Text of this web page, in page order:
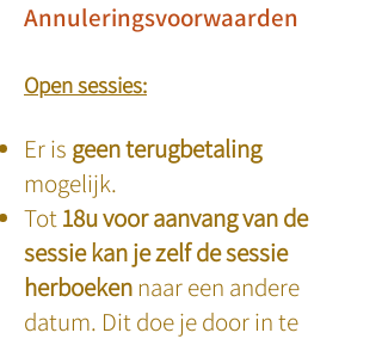
Annuleringsvoorwaarden
Open sessies:
Er is geen terugbetaling
mogelijk.
Tot18u voor aanvang van de
sessie kan je zelf de sessie
herboekennaar een andere
datum. Dit doe je door in te